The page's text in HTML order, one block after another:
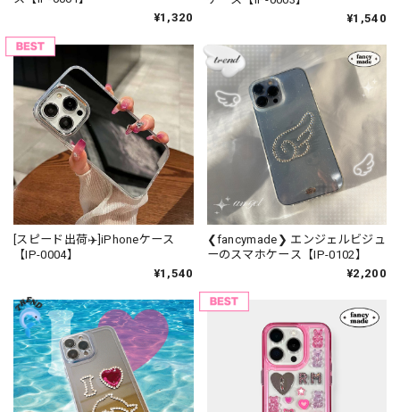
¥1,320
¥1,540
[スピード出荷✈️]iPhoneケース
【IP-0004】
¥1,540
❮fancymade❯ エンジェルビジュ
ーのスマホケース【IP-0102】
¥2,200